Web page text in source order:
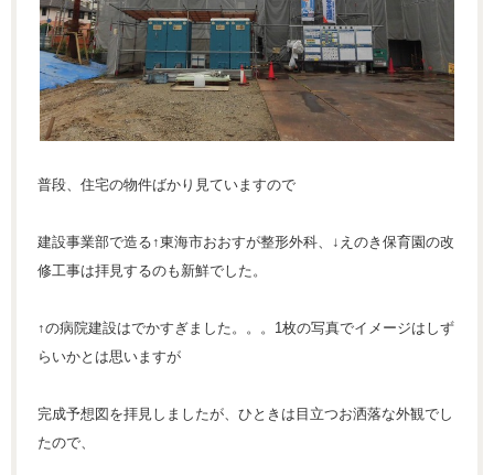
普段、住宅の物件ばかり見ていますので
建設事業部で造る↑東海市おおすが整形外科、↓えのき保育園の改
修工事は拝見するのも新鮮でした。
↑の病院建設はでかすぎました。。。1枚の写真でイメージはしず
らいかとは思いますが
完成予想図を拝見しましたが、ひときは目立つお洒落な外観でし
たので、